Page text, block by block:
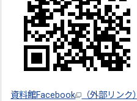
資料館Facebook （外部リンク）